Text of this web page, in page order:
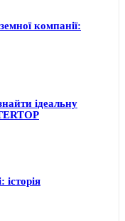
компанії:
ідеальну